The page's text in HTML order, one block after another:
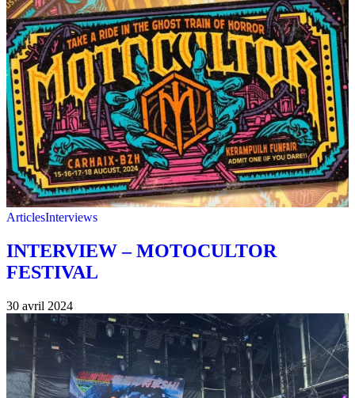
ArticlesInterviews
INTERVIEW – MOTOCULTOR
FESTIVAL
30 avril 2024